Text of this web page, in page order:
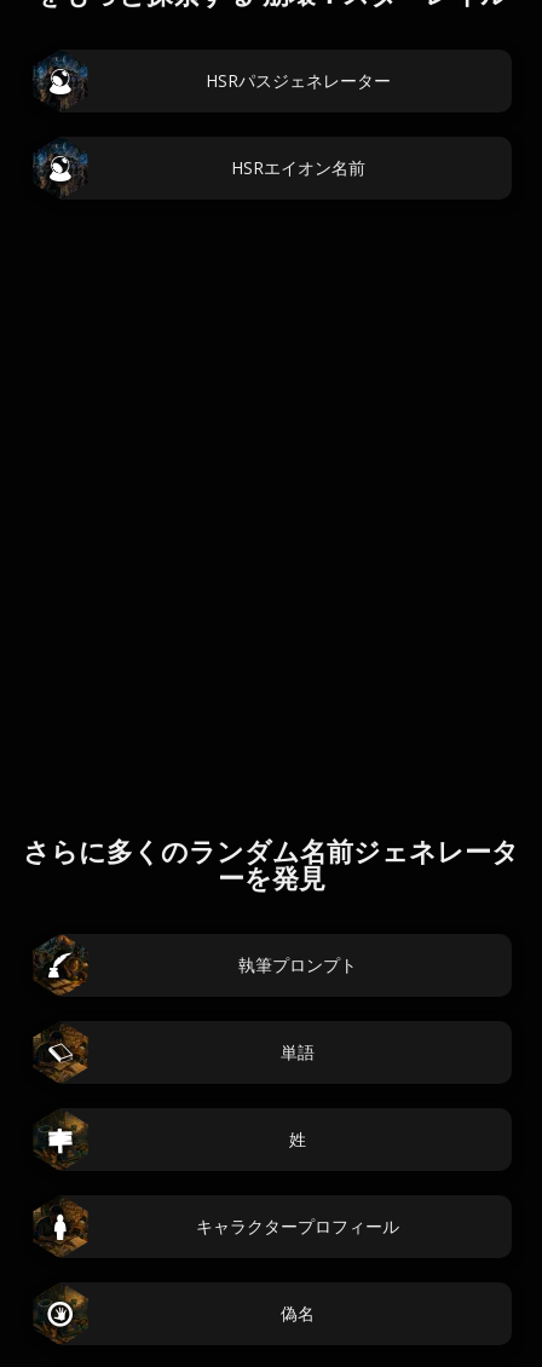
HSRパスジェネレーター
HSRエイオン名前
さらに多くのランダム名前ジェネレータ
ーを発見
執筆プロンプト
単語
姓
キャラクタープロフィール
偽名